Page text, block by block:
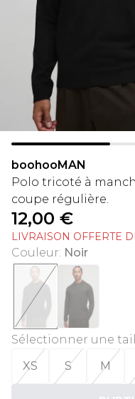
boohooMAN
Polo tricoté à
coupe régulière.
12,00 €
LIVRAISON OFFERTE
Couleur: Noir
Sélectionner une
XS
S M